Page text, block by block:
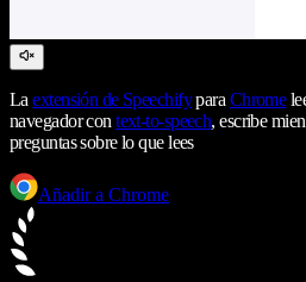
Laextensión de Speechifypara Chrome
navegador context-to-speech, escribe
preguntas sobre lo que lees
Añadir a Chrome